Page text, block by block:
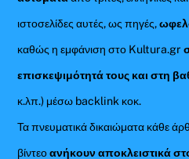
ιστοσελίδες αυτές, ως πηγές,
καθώς η εμφάνιση στο Kultura.gr
επισκεψιμότητά τους και στη
κ.λπ.) μέσω backlink κοκ.
Τα πνευματικά δικαιώματα κάθε
βίντεοανήκουν αποκλειστικά